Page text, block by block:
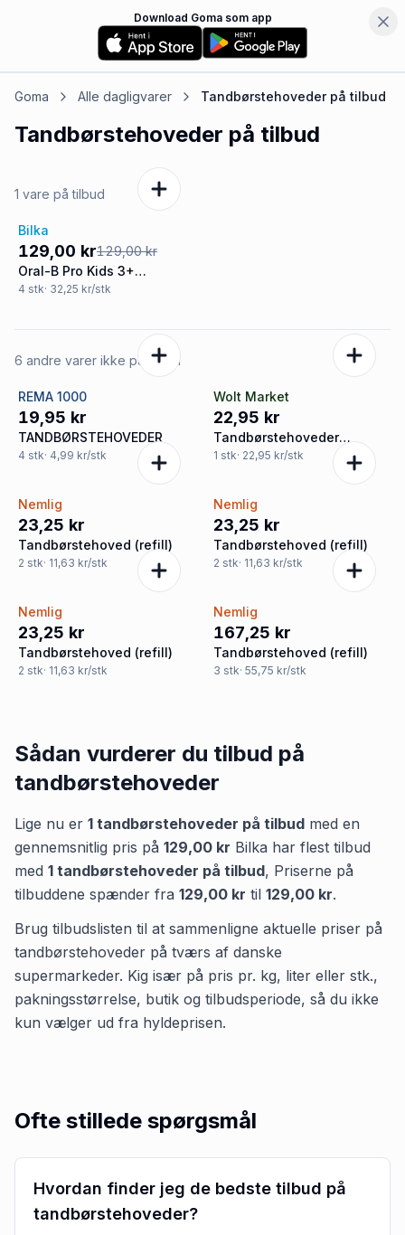
Download Goma som app
Goma Alle dagligvarer Tandbørstehovederpå tilbud
Tandbørstehoveder på tilbud
1 vare på tilbud
Tilbud
Bilka
129,00 kr129,00 kr
Oral-B Pro Kids 3+
tandbørstehoveder 4-pak
4 stk· 32,25 kr/stk
6 andre varer ikke på tilbud
REMA 1000
19,95 kr
TANDBØRSTEHOVEDER
4 stk· 4,99 kr/stk
Wolt Market
22,95 kr
Tandbørstehoveder
udskiftelige
1 stk· 22,95 kr/stk
Nemlig
23,25 kr
Tandbørstehoved (refill)
2 stk· 11,63 kr/stk
Nemlig
23,25 kr
Tandbørstehoved (refill)
2 stk· 11,63 kr/stk
Nemlig
23,25 kr
Tandbørstehoved (refill)
2 stk· 11,63 kr/stk
Nemlig
167,25 kr
Tandbørstehoved (refill)
3 stk· 55,75 kr/stk
Sådan vurderer du tilbud på
tandbørstehoveder
Lige nu er 1 tandbørstehoveder på tilbud med en
gennemsnitlig pris på 129,00 kr Bilka har flest tilbud
med 1 tandbørstehoveder på tilbud, Priserne på
tilbuddene spænder fra 129,00 kr til 129,00 kr.
Brug tilbudslisten til at sammenligne aktuelle priser på
tandbørstehoveder på tværs af danske
supermarkeder. Kig især på pris pr. kg, liter eller stk.,
pakningsstørrelse, butik og tilbudsperiode, så du ikke
kun vælger ud fra hyldeprisen.
Ofte stillede spørgsmål
Hvordan finder jeg de bedste tilbud på
tandbørstehoveder?